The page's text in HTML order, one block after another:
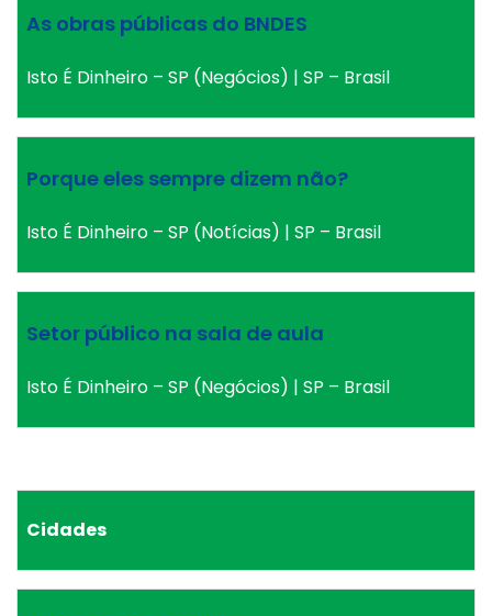
As obras públicas do BNDES
Isto É Dinheiro – SP (Negócios) | SP – Brasil
Porque eles sempre dizem não?
Isto É Dinheiro – SP (Notícias) | SP – Brasil
Setor público na sala de aula
Isto É Dinheiro – SP (Negócios) | SP – Brasil
Cidades